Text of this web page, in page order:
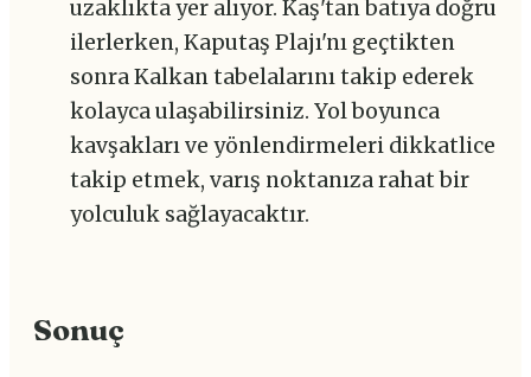
uzaklıkta yer alıyor. Kaş'tan batıya doğru
ilerlerken, Kaputaş Plajı'nı geçtikten
sonra Kalkan tabelalarını takip ederek
kolayca ulaşabilirsiniz. Yol boyunca
kavşakları ve yönlendirmeleri dikkatlice
takip etmek, varış noktanıza rahat bir
yolculuk sağlayacaktır.
Sonuç